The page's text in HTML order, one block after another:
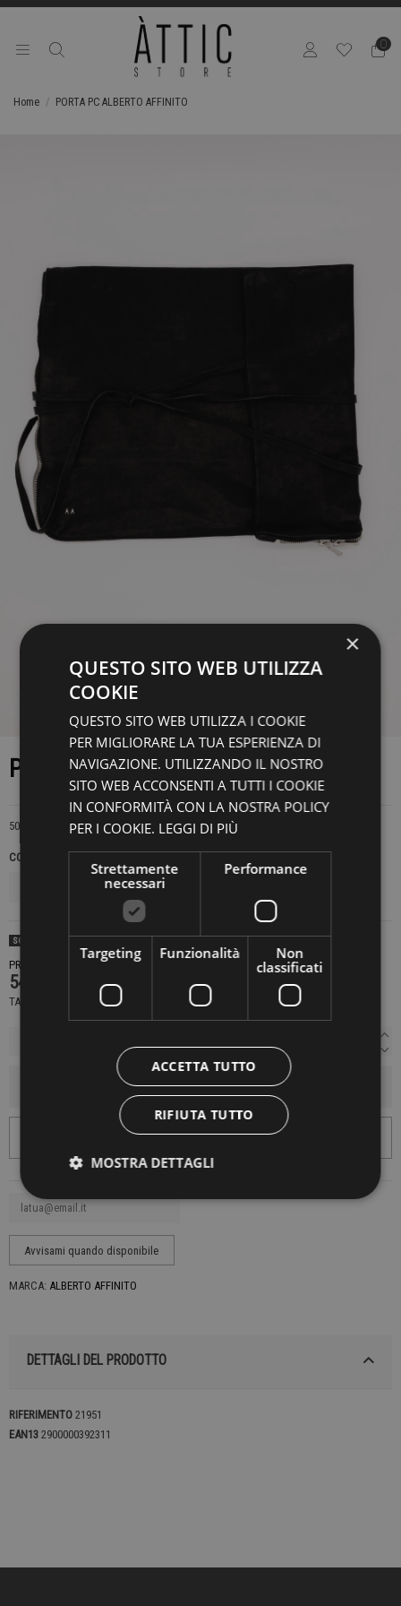
0
Home PORTA PC ALBERTO AFFINITO
PORTA PC ALBERTO AFFINITO
509
COLORE
SOLD OUT
PRODOTTO NON DISPONIBILE CONTATTACI PER SAPERE DI PIÙ
549,00 €
TASSE INCLUSE
AGGIUNGI AL CARRELLO
MARCA: ALBERTO AFFINITO
DETTAGLI DEL PRODOTTO
RIFERIMENTO 21951
EAN13 2900000392311
×
QUESTO SITO WEB UTILIZZA
COOKIE
QUESTO SITO WEB UTILIZZA I COOKIE
PER MIGLIORARE LA TUA ESPERIENZA DI
NAVIGAZIONE. UTILIZZANDO IL NOSTRO
SITO WEB ACCONSENTI A TUTTI I COOKIE
IN CONFORMITÀ CON LA NOSTRA POLICY
PER I COOKIE. LEGGI DI PIÙ
Strettamente
necessari
Performance
Targeting Funzionalità
Non
classificati
ACCETTA TUTTO
RIFIUTA TUTTO
MOSTRA DETTAGLI